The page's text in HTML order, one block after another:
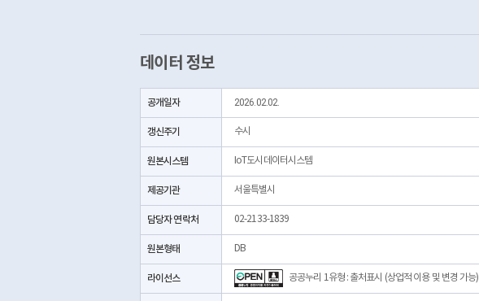
데이터 정보
공개일자 2026.02.02.
갱신주기 수시
원본시스템 IoT도시데이터시스템
제공기관 서울특별시
담당자 연락처 02-2133-1839
원본형태 DB
라이선스 공공누리 1유형 : 출처표시 (상업적 이용 및 변경 가능)